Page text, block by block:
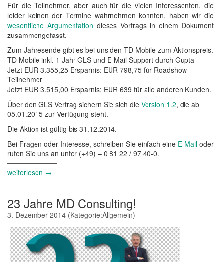
Für die Teilnehmer, aber auch für die vielen Interessenten, die
leider keinen der Termine wahrnehmen konnten, haben wir die
wesentliche Argumentation dieses Vortrags in einem Dokument
zusammengefasst.
Zum Jahresende gibt es bei uns den TD Mobile zum Aktionspreis.
TD Mobile inkl. 1 Jahr GLS und E-Mail Support durch Gupta
Jetzt EUR 3.355,25 Ersparnis: EUR 798,75 für Roadshow-
Teilnehmer
Jetzt EUR 3.515,00 Ersparnis: EUR 639 für alle anderen Kunden.
Über den GLS Vertrag sichern Sie sich die Version 1.2, die ab
05.01.2015 zur Verfügung steht.
Die Aktion ist gültig bis 31.12.2014.
Bei Fragen oder Interesse, schreiben Sie einfach eine E-Mail oder
rufen Sie uns an unter (+49) – 0 81 22 / 97 40-0.
weiterlesen →
23 Jahre MD Consulting!
3. Dezember 2014 (Kategorie:Allgemein)